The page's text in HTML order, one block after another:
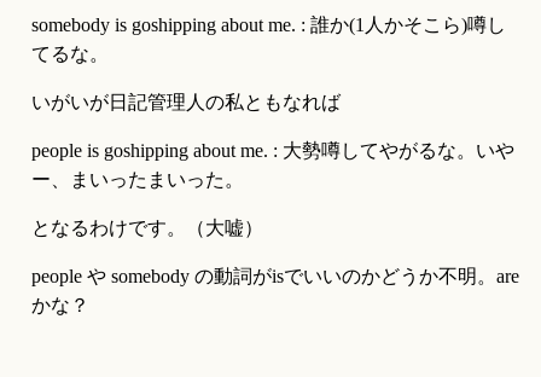
somebody is goshipping about me. : 誰か(1人かそこら)噂し
てるな。
いがいが日記管理人の私ともなれば
people is goshipping about me. : 大勢噂してやがるな。いや
ー、まいったまいった。
となるわけです。（大嘘）
people や somebody の動詞がisでいいのかどうか不明。are
かな？